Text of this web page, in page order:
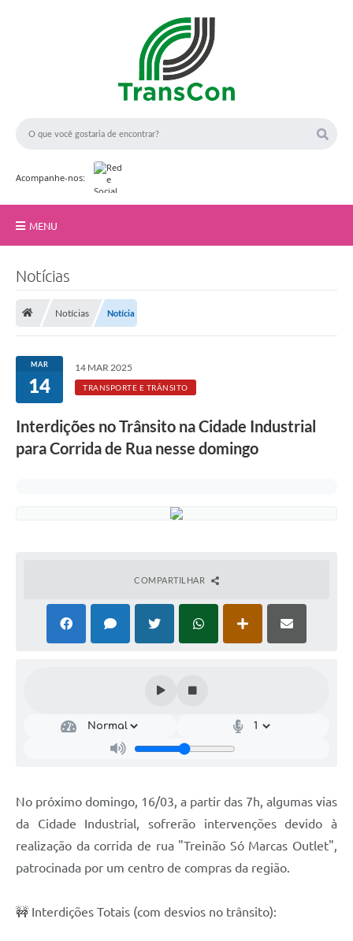
Acompanhe-nos:
MENU
Rotativo
Atendimento
Transparência
Notícias
Notícias Notícia
MAR
14
14 MAR 2025
TRANSPORTE E TRÂNSITO
Interdições no Trânsito na Cidade Industrial
para Corrida de Rua nesse domingo
COMPARTILHAR
No próximo domingo, 16/03, a partir das 7h, algumas vias
da Cidade Industrial, sofrerão intervenções devido à
realização da corrida de rua "Treinão Só Marcas Outlet",
patrocinada por um centro de compras da região.
🚧 Interdições Totais (com desvios no trânsito):